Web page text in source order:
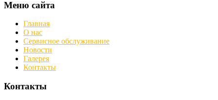
Меню сайта
Главная
О нас
Сервисное обслуживание
Новости
Галерея
Контакты
Контакты